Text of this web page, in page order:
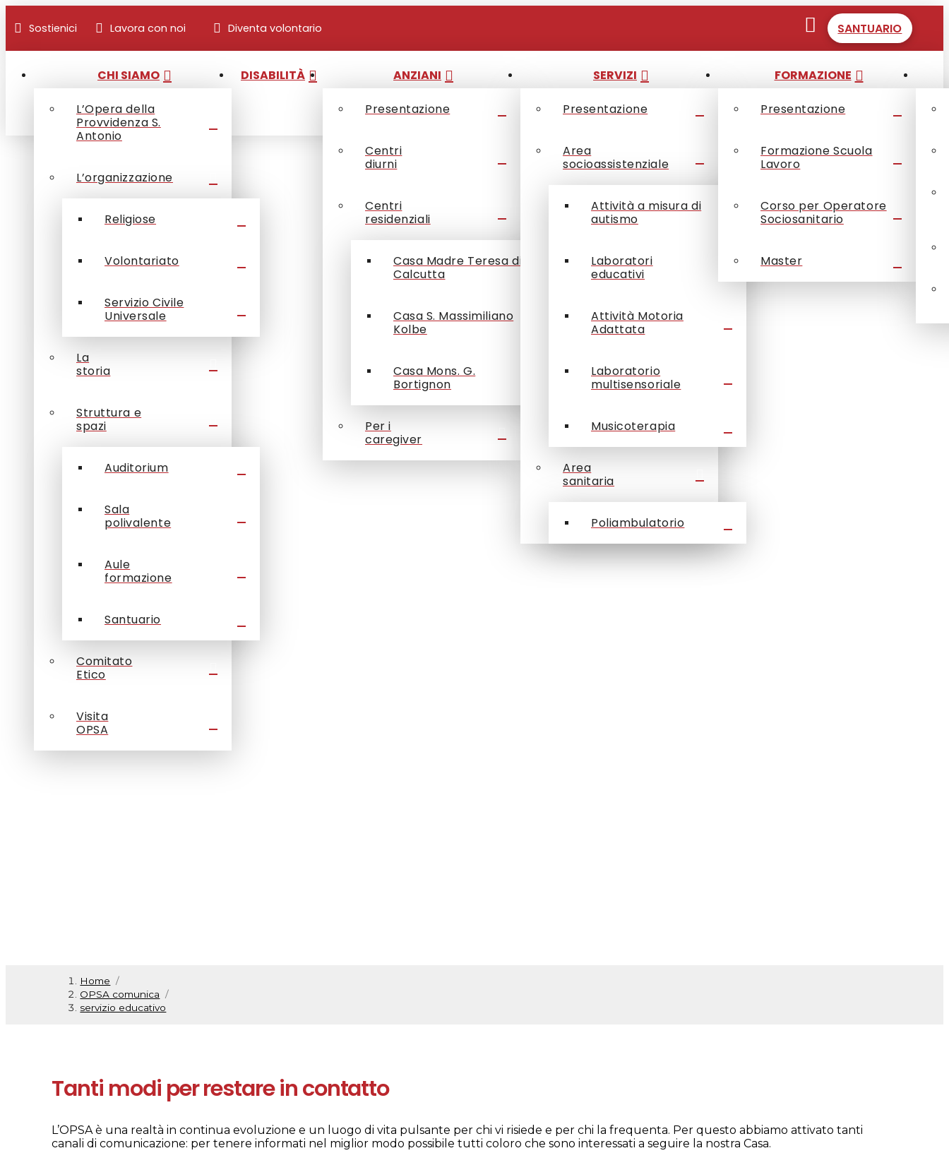
SANTUARIO
Sostienici Lavora con noi Diventa volontario
CHI SIAMO
L’Opera della
Provvidenza S.
Antonio
L’organizzazione
Religiose
Volontariato
Servizio Civile
Universale
La
storia
Struttura e
spazi
Auditorium
Sala
polivalente
Aule
formazione
Santuario
Comitato
Etico
Visita
OPSA
DISABILITÀ ANZIANI
Presentazione
Centri
diurni
Centri
residenziali
Casa Madre Teresa di
Calcutta
Casa S. Massimiliano
Kolbe
Casa Mons. G.
Bortignon
Per i
caregiver
SERVIZI
Presentazione
Area
socioassistenziale
Attività a misura di
autismo
Laboratori
educativi
Attività Motoria
Adattata
Laboratorio
multisensoriale
Musicoterapia
Area
sanitaria
Poliambulatorio
FORMAZIONE
Presentazione
Formazione Scuola
Lavoro
Corso per Operatore
Sociosanitario
Master
Home /
OPSA comunica /
servizio educativo
Tanti modi per restare in contatto
L’OPSA è una realtà in continua evoluzione e un luogo di vita pulsante per chi vi risiede e per chi la frequenta. Per questo abbiamo attivato tanti
canali di comunicazione: per tenere informati nel miglior modo possibile tutti coloro che sono interessati a seguire la nostra Casa.